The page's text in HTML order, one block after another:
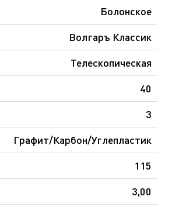
Болонское
Волгаръ Классик
Телескопическая
40
3
Графит/Карбон/Углепластик
115
3,00